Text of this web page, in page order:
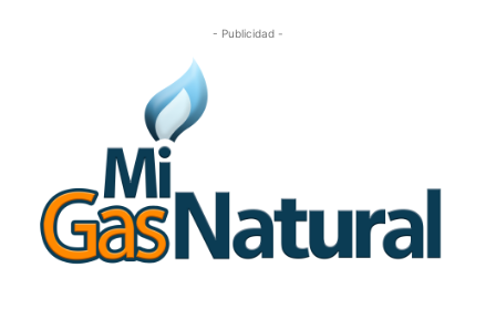
- Publicidad -